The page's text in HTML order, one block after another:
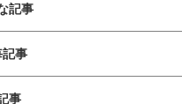
記事
記事
事